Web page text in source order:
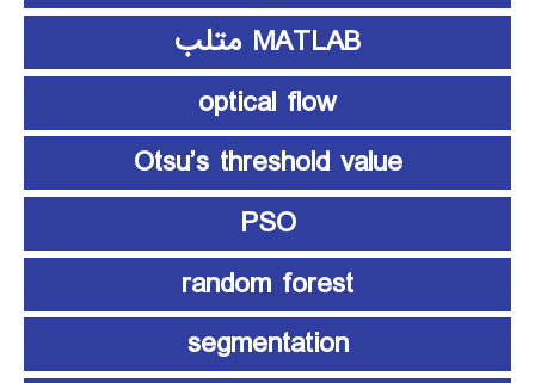
MATLAB متلب
optical flow
Otsu’s threshold value
PSO
random forest
segmentation